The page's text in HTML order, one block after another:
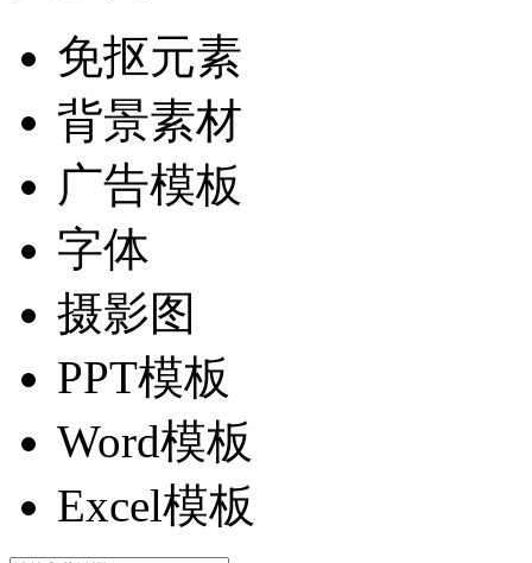
免抠元素
背景素材
广告模板
字体
摄影图
PPT模板
Word模板
Excel模板